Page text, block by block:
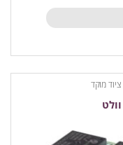
ציוד מוקד